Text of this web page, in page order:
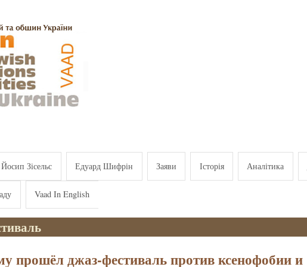
Йосип Зісельс Едуард Шифрін Заяви Історія Аналітика
Vaad In English
прошёл джаз-фестиваль против ксенофобии и